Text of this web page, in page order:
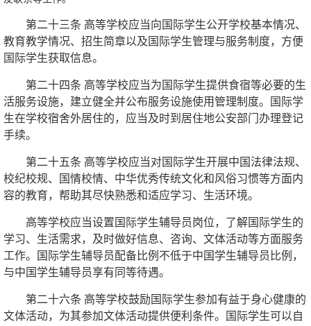
第二十三条 高等学校应当向国际学生公开学校基本情况、
教育教学情况、招生简章以及国际学生管理与服务制度，方便
国际学生获取信息。
第二十四条 高等学校应当为国际学生提供食宿等必要的生
活服务设施，建立健全并公布服务设施使用管理制度。国际学
生在学校宿舍外居住的，应当及时到居住地公安部门办理登记
手续。
第二十五条 高等学校应当对国际学生开展中国法律法规、
校纪校规、国情校情、中华优秀传统文化和风俗习惯等方面内
容的教育，帮助其尽快熟悉和适应学习、生活环境。
高等学校应当设置国际学生辅导员岗位，了解国际学生的
学习、生活需求，及时做好信息、咨询、文体活动等方面服务
工作。国际学生辅导员配备比例不低于中国学生辅导员比例，
与中国学生辅导员享有同等待遇。
第二十六条 高等学校鼓励国际学生参加有益于身心健康的
文体活动，为其参加文体活动提供便利条件。国际学生可以自